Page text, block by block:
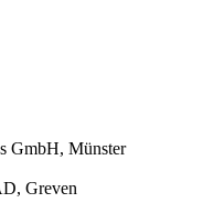
GmbH, Münster
Greven